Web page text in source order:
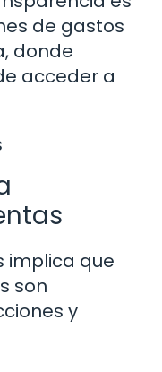
de gastos
donde
acceder a
implica que
son
y